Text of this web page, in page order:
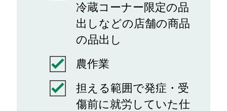
冷蔵コーナー限定の品
出しなどの店舗の商品
の品出し
農作業
担える範囲で発症・受
傷前に就労していた仕